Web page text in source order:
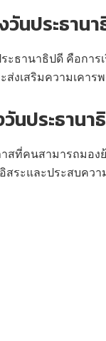
นประธาน
ะธานาธิปดี คือการ
ส่งเสริมความเคา
นประธานา
สที่คนสามารถมอ
สระและประสบคว